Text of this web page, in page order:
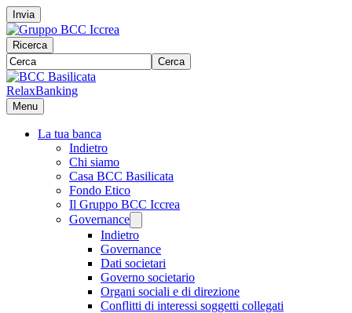
Invia
Ricerca
Cerca
RelaxBanking
Menu
La tua banca
Indietro
Chi siamo
Casa BCC Basilicata
Fondo Etico
Il Gruppo BCC Iccrea
Governance
Indietro
Governance
Dati societari
Governo societario
Organi sociali e di direzione
Conflitti di interessi soggetti collegati